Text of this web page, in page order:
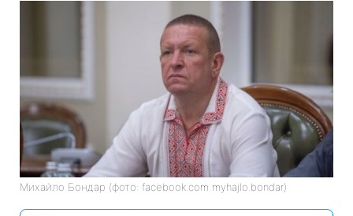
Михайло Бондар (фото: facebook.com myhajlo.bondar)